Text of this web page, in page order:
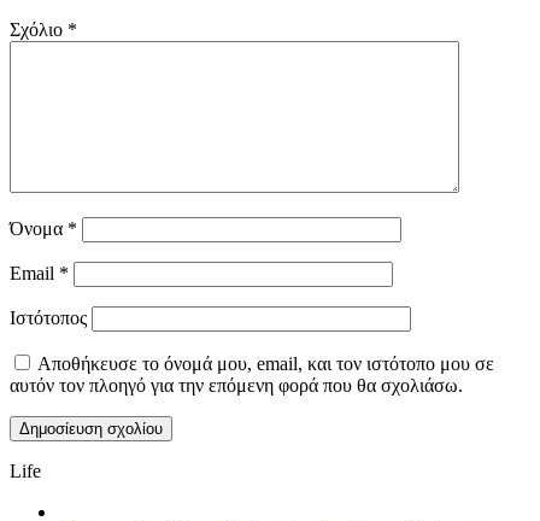
Σχόλιο *
Όνομα *
Email *
Ιστότοπος
Αποθήκευσε το όνομά μου, email, και τον ιστότοπο μου σε
αυτόν τον πλοηγό για την επόμενη φορά που θα σχολιάσω.
Life